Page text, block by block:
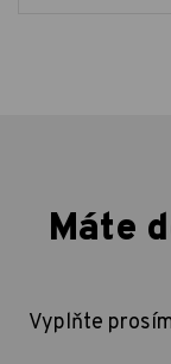
Máte
Vyplňte